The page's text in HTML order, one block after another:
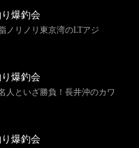
爆釣会
ノリノリ東京湾のLTアジ
爆釣会
人といざ勝負！長井沖のカワ
爆釣会